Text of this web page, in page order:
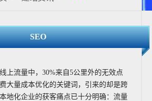
SEO
上流量中，30%来自5公里外的无效点
大量成本优化的关键词，引来的却是跨
化企业的获客痛点已十分明确：流量